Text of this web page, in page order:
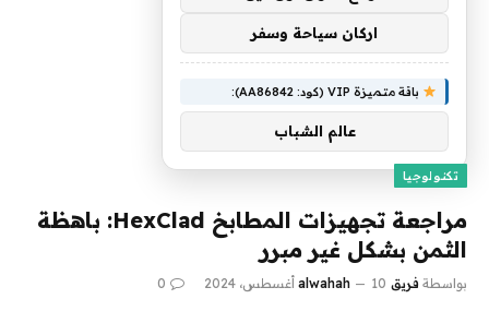
تكنولوجيا
مراجعة تجهيزات المطابخ HexClad: باهظة
الثمن بشكل غير مبرر
بواسطة فريق alwahah 10 أغسطس، 2024 0
اركان سياحة وسفر
باقة متميزة VIP (كود: AA86842):
عالم الشباب